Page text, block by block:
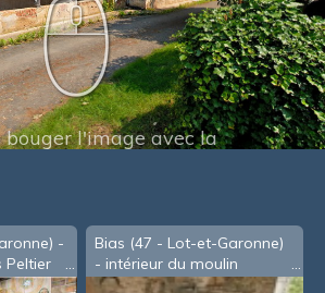
bouger l'image avec la
-
Peltier
Bias (47 - Lot-et-Garonne)
- intérieur du moulin